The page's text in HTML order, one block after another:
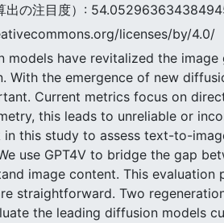
出の注目度）:
licenses/by/4.0/
models have revitalized the
With the emergence of new
Current metrics focus on
this leads to unreliable or
in this study to assess text-to-
use GPT4V to bridge the gap
image content. This
straightforward. Two
the leading diffusion models